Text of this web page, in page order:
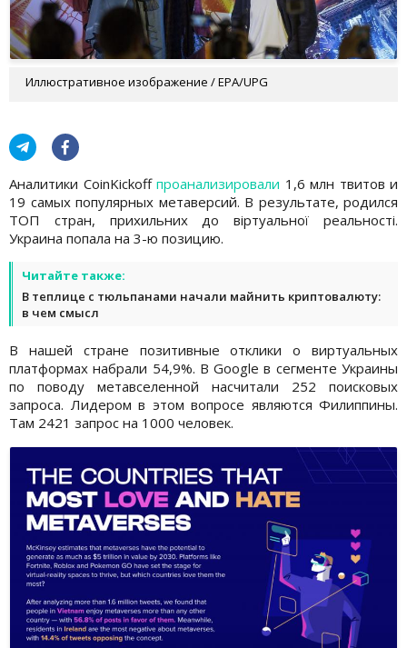
Иллюстративное изображение / EPA/UPG
Аналитики CoinKickoff проанализировали 1,6 млн твитов и
19 самых популярных метаверсий. В результате, родился
ТОП стран, прихильних до віртуальної реальності.
Украина попала на 3-ю позицию.
Читайте также:
В теплице с тюльпанами начали майнить криптовалюту:
в чем смысл
В нашей стране позитивные отклики о виртуальных
платформах набрали 54,9%. В Google в сегменте Украины
по поводу метавселенной насчитали 252 поисковых
запроса. Лидером в этом вопросе являются Филиппины.
Там 2421 запрос на 1000 человек.